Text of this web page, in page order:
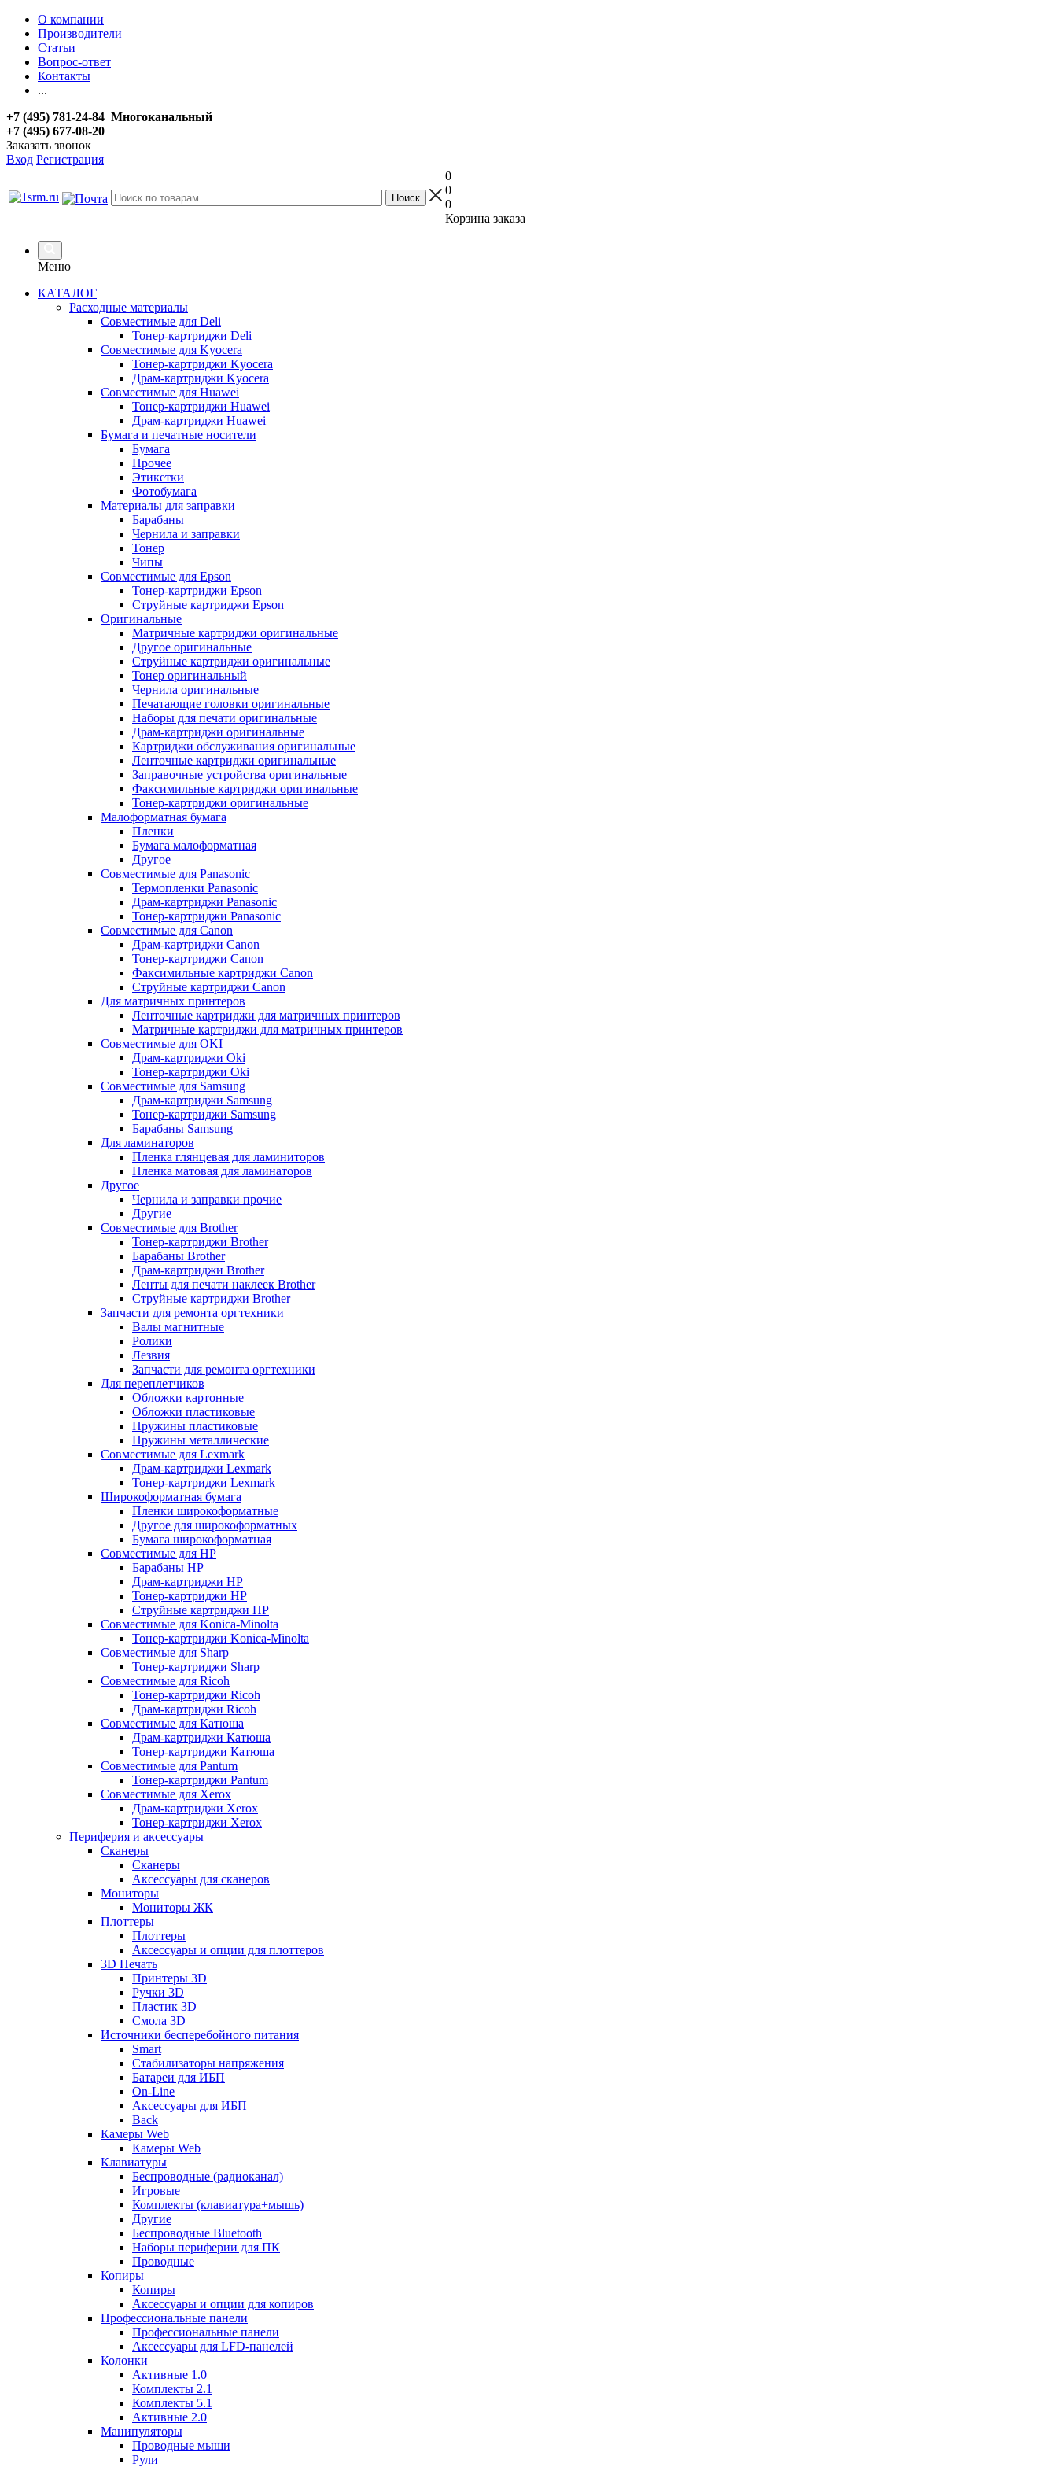
О компании
Производители
Статьи
Вопрос-ответ
Контакты
...
+7 (495) 781-24-84 Многоканальный
+7 (495) 677-08-20
Заказать звонок
Вход Регистрация
0
0
0
Корзина заказа
Меню
КАТАЛОГ
Расходные материалы
Совместимые для Deli
Тонер-картриджи Deli
Совместимые для Kyocera
Тонер-картриджи Kyocera
Драм-картриджи Kyocera
Совместимые для Huawei
Тонер-картриджи Huawei
Драм-картриджи Huawei
Бумага и печатные носители
Бумага
Прочее
Этикетки
Фотобумага
Материалы для заправки
Барабаны
Чернила и заправки
Тонер
Чипы
Совместимые для Epson
Тонер-картриджи Epson
Струйные картриджи Epson
Оригинальные
Матричные картриджи оригинальные
Другое оригинальные
Струйные картриджи оригинальные
Тонер оригинальный
Чернила оригинальные
Печатающие головки оригинальные
Наборы для печати оригинальные
Драм-картриджи оригинальные
Картриджи обслуживания оригинальные
Ленточные картриджи оригинальные
Заправочные устройства оригинальные
Факсимильные картриджи оригинальные
Тонер-картриджи оригинальные
Малоформатная бумага
Пленки
Бумага малоформатная
Другое
Совместимые для Panasonic
Термопленки Panasonic
Драм-картриджи Panasonic
Тонер-картриджи Panasonic
Совместимые для Canon
Драм-картриджи Canon
Тонер-картриджи Canon
Факсимильные картриджи Canon
Струйные картриджи Canon
Для матричных принтеров
Ленточные картриджи для матричных принтеров
Матричные картриджи для матричных принтеров
Совместимые для OKI
Драм-картриджи Oki
Тонер-картриджи Oki
Совместимые для Samsung
Драм-картриджи Samsung
Тонер-картриджи Samsung
Барабаны Samsung
Для ламинаторов
Пленка глянцевая для ламиниторов
Пленка матовая для ламинаторов
Другое
Чернила и заправки прочие
Другие
Совместимые для Brother
Тонер-картриджи Brother
Барабаны Brother
Драм-картриджи Brother
Ленты для печати наклеек Brother
Струйные картриджи Brother
Запчасти для ремонта оргтехники
Валы магнитные
Ролики
Лезвия
Запчасти для ремонта оргтехники
Для переплетчиков
Обложки картонные
Обложки пластиковые
Пружины пластиковые
Пружины металлические
Совместимые для Lexmark
Драм-картриджи Lexmark
Тонер-картриджи Lexmark
Широкоформатная бумага
Пленки широкоформатные
Другое для широкоформатных
Бумага широкоформатная
Совместимые для HP
Барабаны HP
Драм-картриджи HP
Тонер-картриджи HP
Струйные картриджи HP
Совместимые для Konica-Minolta
Тонер-картриджи Konica-Minolta
Совместимые для Sharp
Тонер-картриджи Sharp
Совместимые для Ricoh
Тонер-картриджи Ricoh
Драм-картриджи Ricoh
Совместимые для Катюша
Драм-картриджи Катюша
Тонер-картриджи Катюша
Совместимые для Pantum
Тонер-картриджи Pantum
Совместимые для Xerox
Драм-картриджи Xerox
Тонер-картриджи Xerox
Периферия и аксессуары
Сканеры
Сканеры
Аксессуары для сканеров
Мониторы
Мониторы ЖК
Плоттеры
Плоттеры
Аксессуары и опции для плоттеров
3D Печать
Принтеры 3D
Ручки 3D
Пластик 3D
Смола 3D
Источники бесперебойного питания
Smart
Стабилизаторы напряжения
Батареи для ИБП
On-Line
Аксессуары для ИБП
Back
Камеры Web
Камеры Web
Клавиатуры
Беспроводные (радиоканал)
Игровые
Комплекты (клавиатура+мышь)
Другие
Беспроводные Bluetooth
Наборы периферии для ПК
Проводные
Копиры
Копиры
Аксессуары и опции для копиров
Профессиональные панели
Профессиональные панели
Аксессуары для LFD-панелей
Колонки
Активные 1.0
Комплекты 2.1
Комплекты 5.1
Активные 2.0
Манипуляторы
Проводные мыши
Рули